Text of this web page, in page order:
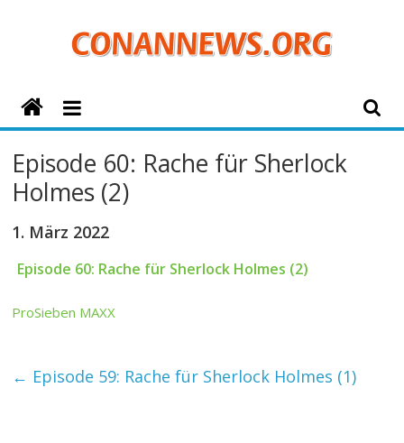
ConanNews.org
Conan
News
Episode 60: Rache für Sherlock
Holmes (2)
1. März 2022
Episode 60: Rache für Sherlock Holmes (2)
ProSieben MAXX
← Episode 59: Rache für Sherlock Holmes (1)